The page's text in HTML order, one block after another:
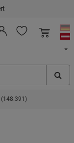
(148.391)